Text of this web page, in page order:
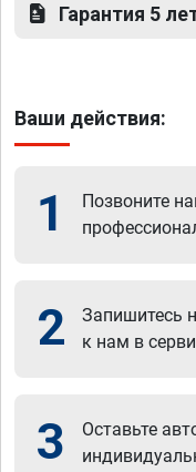
Гарантия 5
Ваши действия:
1 Позвоните
2
Запишитесь
к нам в
3
Оставьте